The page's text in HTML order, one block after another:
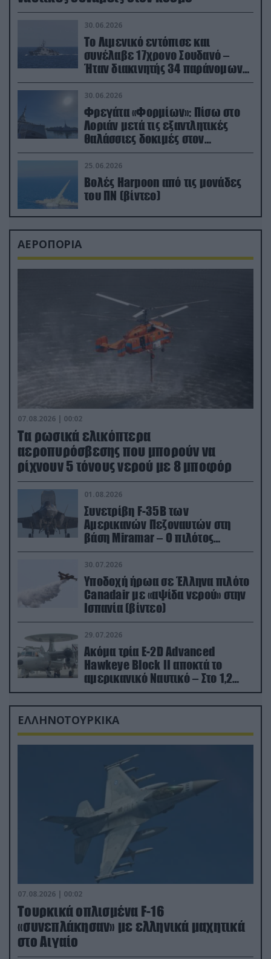
30.06.2026
Το Λιμενικό εντόπισε και
συνέλαβε 17χρονο Σουδανό –
Ήταν διακινητής 34 παράνομων
μεταναστών
30.06.2026
Φρεγάτα «Φορμίων»: Πίσω στο
Λοριάν μετά τις εξαντλητικές
θαλάσσιες δοκιμές στον
απαιτητικό Βισκαϊκό
25.06.2026
Βολές Harpoon από τις μονάδες
του ΠΝ (βίντεο)
ΑΕΡΟΠΟΡΙΑ
07.08.2026 | 00:02
Τα ρωσικά ελικόπτερα
αεροπυρόσβεσης που μπορούν να
ρίχνουν 5 τόνους νερού με 8 μποφόρ
01.08.2026
Συνετρίβη F-35B των
Αμερικανών Πεζοναυτών στη
βάση Miramar – Ο πιλότος
εκτινάχθηκε εγκαίρως
30.07.2026
Υποδοχή ήρωα σε Έλληνα πιλότο
Canadair με «αψίδα νερού» στην
Ισπανία (βίντεο)
29.07.2026
Ακόμα τρία E-2D Advanced
Hawkeye Block II αποκτά το
αμερικανικό Ναυτικό – Στο 1,2
δισ.δολάρια το κόστος
ΕΛΛΗΝΟΤΟΥΡΚΙΚΑ
07.08.2026 | 00:02
Τουρκικά οπλισμένα F-16
«συνεπλάκησαν» με ελληνικά μαχητικά
στο Αιγαίο